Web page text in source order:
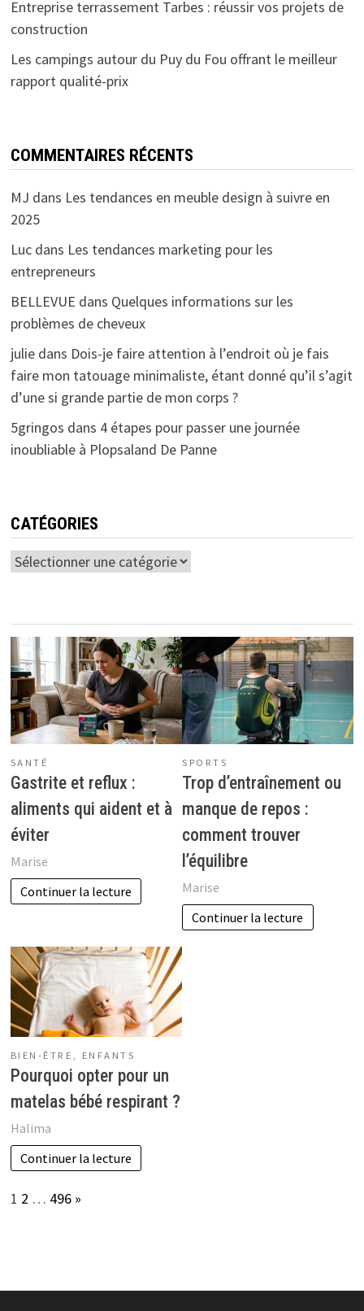
Entreprise terrassement Tarbes : réussir vos projets de
construction
Les campings autour du Puy du Fou offrant le meilleur
rapport qualité-prix
COMMENTAIRES RÉCENTS
MJ dans Les tendances en meuble design à suivre en
2025
Lucdans Les tendances marketing pour les
entrepreneurs
BELLEVUE dans Quelques informations sur les
problèmes de cheveux
juliedans Dois-je faire attention à l’endroit où je fais
faire mon tatouage minimaliste, étant donné qu’il s’agit
d’une si grande partie de mon corps ?
5gringos dans 4 étapes pour passer une journée
inoubliable à Plopsaland De Panne
CATÉGORIES
Catégories
SANTÉ
Gastrite et reflux :
aliments qui aident et à
éviter
Marise
Continuer la lecture
SPORTS
Trop d’entraînement ou
manque de repos :
comment trouver
l’équilibre
Marise
Continuer la lecture
BIEN-ÊTRE , ENFANTS
Pourquoi opter pour un
matelas bébé respirant ?
Halima
Continuer la lecture
Page:
1 2 … 496 Next
»